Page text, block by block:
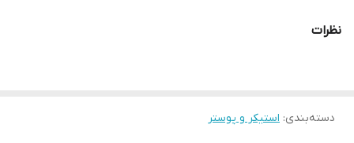
شست‌وشو در ماشین لباسشویی هستند، بدون نگرانی از افت کیفیت یا
آرامش‌بخش و متفاوت ببخشید. طراحی‌های متنوع و چشم‌نواز آن‌ها
نظرات
دسته‌بندی: استیکر و پوستر